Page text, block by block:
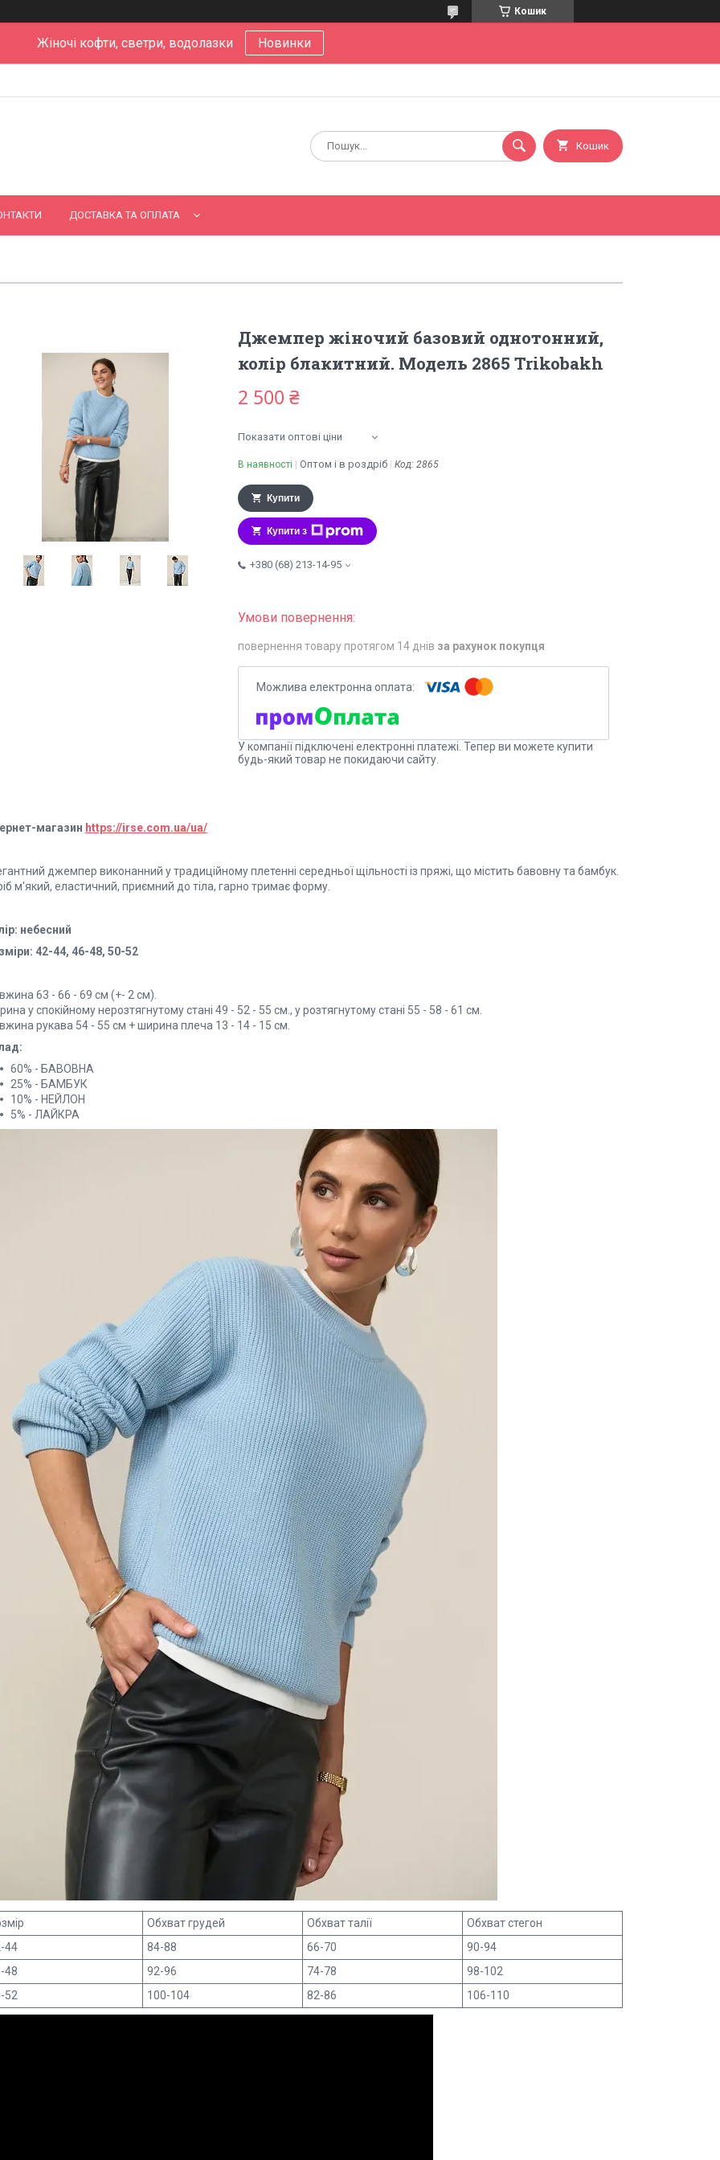
Кошик
Жіночі кофти, светри, водолазки Новинки
Кошик
ДОСТАВКА ТА ОПЛАТА
Джемпер жіночий базовий однотонний,
колір блакитний. Модель 2865 Trikobakh
2 500 ₴
Показати оптові ціни
В наявності Оптом і в роздріб Код: 2865
Купити
Купити з
+380 (68) 213-14-95
повернення товару протягом 14 днів за рахунок покупця
У компанії підключені електронні платежі. Тепер ви можете купити
будь-який товар не покидаючи сайту.
магазин https://irse.com.ua/ua/
джемпер виконанний у традиційному плетенні середньої щільності із пряжі, що містить бавовну та бамбук.
м'який, еластичний, приємний до тіла, гарно тримає форму.
небесний
42-44, 46-48, 50-52
63 - 66 - 69 см (+- 2 см).
у спокійному нерозтягнутому стані 49 - 52 - 55 см., у розтягнутому стані 55 - 58 - 61 см.
рукава 54 - 55 см + ширина плеча 13 - 14 - 15 см.
60% - БАВОВНА
25% - БАМБУК
10% - НЕЙЛОН
5% - ЛАЙКРА
Обхват грудей Обхват талії
Обхват стегон
44
84-88 66-70
90-94
48
92-96 74-78
98-102
52
100-104 82-86 106-110